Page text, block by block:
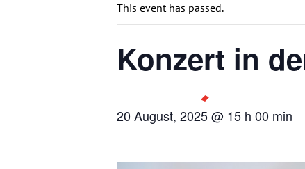
This event has passed.
Konzert in
20 August, 2025 @ 15 h 00 min